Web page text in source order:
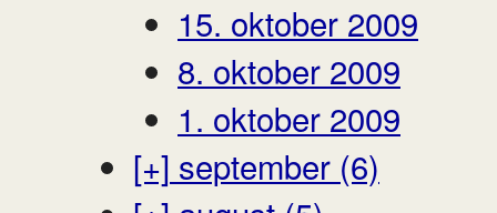
15. oktober 2009
8. oktober 2009
1. oktober 2009
[+] september (6)